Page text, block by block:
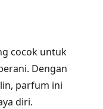
cocok untuk
Dengan
parfum ini
diri.